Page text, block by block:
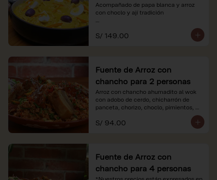
Acompañado de papa blanca y arroz
con choclo y ají tradición
*Nuestros precios están expresados en
soles e incluyen impuestos de ley y
S/ 149.00
Fuente de Arroz con
chancho para 2 personas
Arroz con chancho ahumadito al wok
con adobo de cerdo, chicharrón de
panceta, chorizo, choclo, pimientos,
*Nuestros precios están expresados en
S/ 94.00
Fuente de Arroz con
chancho para 4 personas